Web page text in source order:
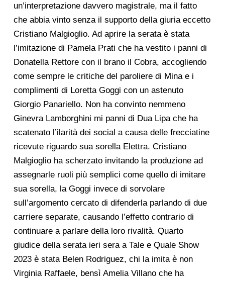
un’interpretazione davvero magistrale, ma il fatto
che abbia vinto senza il supporto della giuria eccetto
Cristiano Malgioglio. Ad aprire la serata è stata
l’imitazione di Pamela Prati che ha vestito i panni di
Donatella Rettore con il brano il Cobra, accogliendo
come sempre le critiche del paroliere di Mina e i
complimenti di Loretta Goggi con un astenuto
Giorgio Panariello. Non ha convinto nemmeno
Ginevra Lamborghini mi panni di Dua Lipa che ha
scatenato l’ilarità dei social a causa delle frecciatine
ricevute riguardo sua sorella Elettra. Cristiano
Malgioglio ha scherzato invitando la produzione ad
assegnarle ruoli più semplici come quello di imitare
sua sorella, la Goggi invece di sorvolare
sull’argomento cercato di difenderla parlando di due
carriere separate, causando l’effetto contrario di
continuare a parlare della loro rivalità. Quarto
giudice della serata ieri sera a Tale e Quale Show
2023 è stata Belen Rodriguez, chi la imita è non
Virginia Raffaele, bensì Amelia Villano che ha